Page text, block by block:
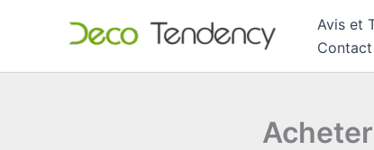
Avis et
Contact